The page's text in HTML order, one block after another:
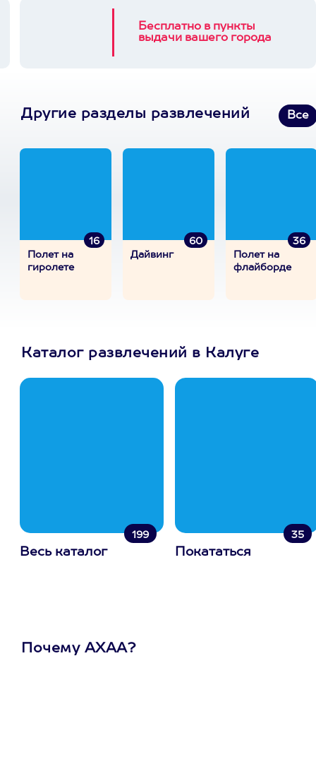
Бесплатно в пункты
выдачи вашего города
Другие разделы развлечений Все
16
Полет на
гиролете
60
Дайвинг
36
Полет на
флайборде
Каталог развлечений в Калуге
199
Весь каталог
35
Покататься
Почему АХАА?